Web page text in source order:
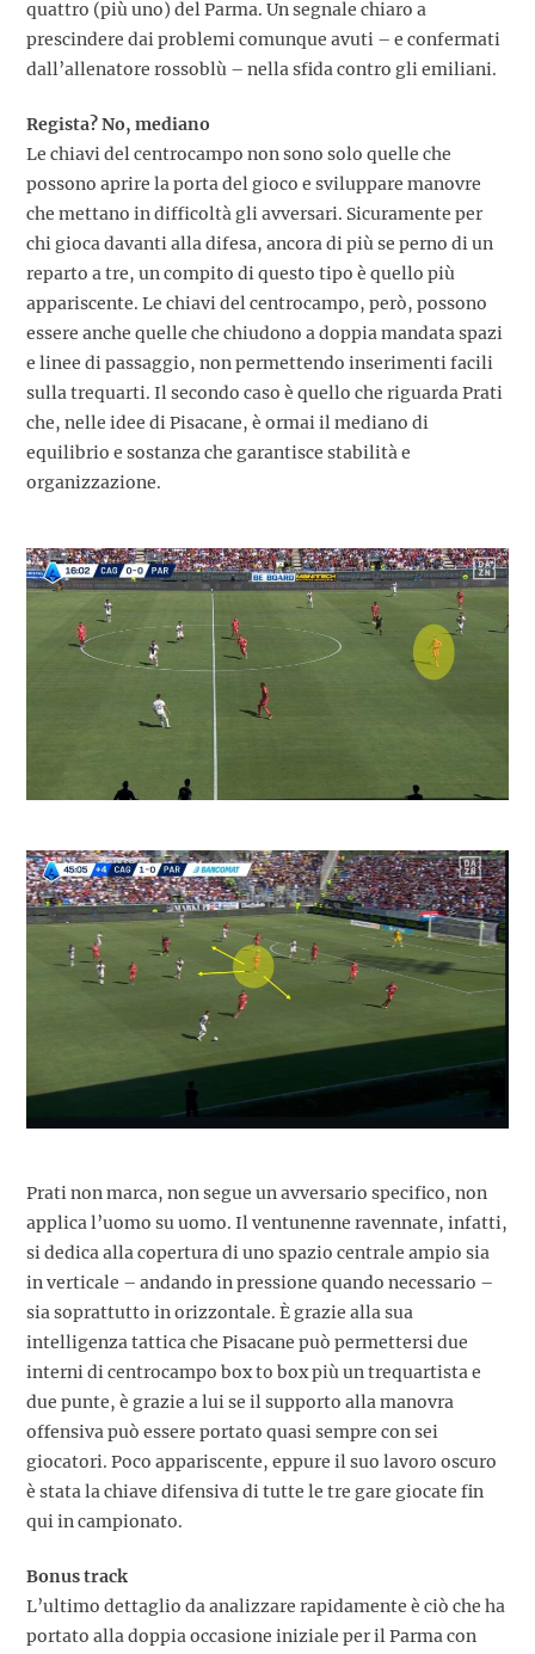
quattro (più uno) del Parma. Un segnale chiaro a
prescindere dai problemi comunque avuti – e confermati
dall’allenatore rossoblù – nella sfida contro gli emiliani.
Regista? No, mediano
Le chiavi del centrocampo non sono solo quelle che
possono aprire la porta del gioco e sviluppare manovre
che mettano in difficoltà gli avversari. Sicuramente per
chi gioca davanti alla difesa, ancora di più se perno di un
reparto a tre, un compito di questo tipo è quello più
appariscente. Le chiavi del centrocampo, però, possono
essere anche quelle che chiudono a doppia mandata spazi
e linee di passaggio, non permettendo inserimenti facili
sulla trequarti. Il secondo caso è quello che riguarda Prati
che, nelle idee di Pisacane, è ormai il mediano di
equilibrio e sostanza che garantisce stabilità e
organizzazione.
Prati non marca, non segue un avversario specifico, non
applica l’uomo su uomo. Il ventunenne ravennate, infatti,
si dedica alla copertura di uno spazio centrale ampio sia
in verticale – andando in pressione quando necessario –
sia soprattutto in orizzontale. È grazie alla sua
intelligenza tattica che Pisacane può permettersi due
interni di centrocampo box to box più un trequartista e
due punte, è grazie a lui se il supporto alla manovra
offensiva può essere portato quasi sempre con sei
giocatori. Poco appariscente, eppure il suo lavoro oscuro
è stata la chiave difensiva di tutte le tre gare giocate fin
qui in campionato.
Bonus track
L’ultimo dettaglio da analizzare rapidamente è ciò che ha
portato alla doppia occasione iniziale per il Parma con